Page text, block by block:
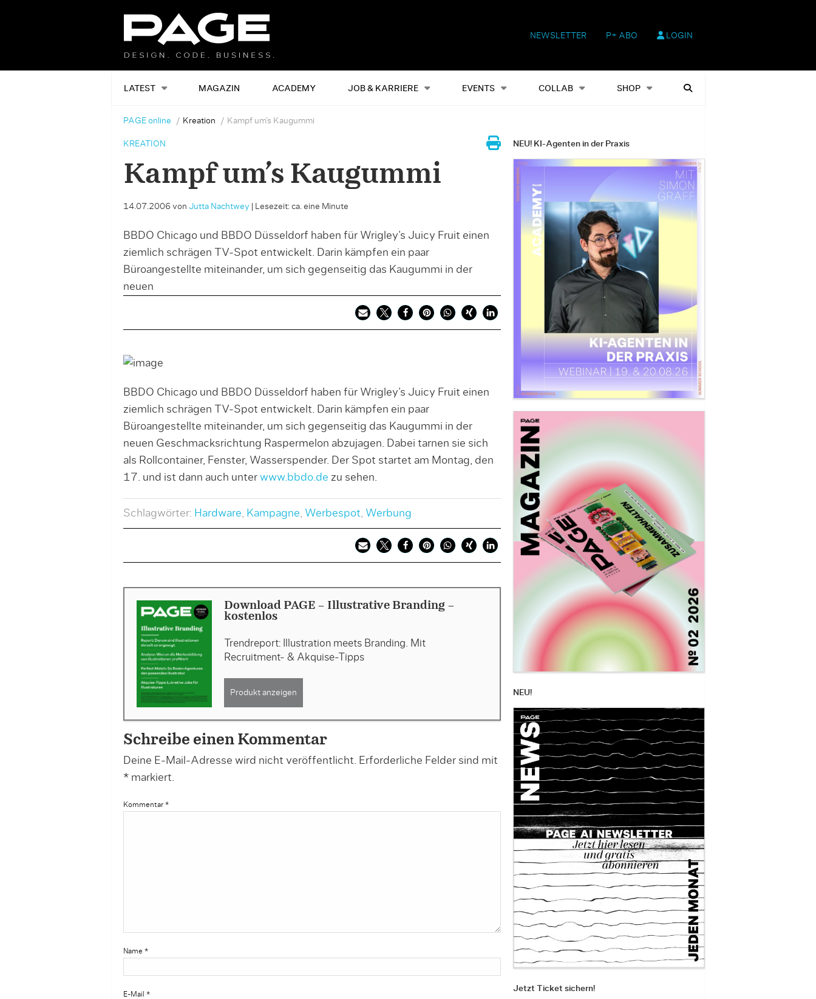
NEWSLETTER P+ ABO LOGIN
LATEST MAGAZIN ACADEMY JOB & KARRIERE EVENTS COLLAB SHOP
Alles Events Shop Heftausgaben Suchen
PAGE online Kreation Kampf um’s Kaugummi
KREATION
Kampf um’s Kaugummi
14.07.2006 von Jutta Nachtwey Lesezeit: ca. eine Minute
BBDO Chicago und BBDO Düsseldorf haben für Wrigley’s Juicy Fruit einen
ziemlich schrägen TV-Spot entwickelt. Darin kämpfen ein paar
Büroangestellte miteinander, um sich gegenseitig das Kaugummi in der
neuen
BBDO Chicago und BBDO Düsseldorf haben für Wrigley’s Juicy Fruit einen
ziemlich schrägen TV-Spot entwickelt. Darin kämpfen ein paar
Büroangestellte miteinander, um sich gegenseitig das Kaugummi in der
neuen Geschmacksrichtung Raspermelon abzujagen. Dabei tarnen sie sich
als Rollcontainer, Fenster, Wasserspender. Der Spot startet am Montag, den
17. und ist dann auch unter www.bbdo.de zu sehen.
Schlagwörter: Hardware Kampagne Werbespot Werbung
Download PAGE - Illustrative Branding -
kostenlos
Trendreport: Illustration meets Branding. Mit
Recruitment- & Akquise-Tipps
Produkt anzeigen
Schreibe einen Kommentar
Deine E-Mail-Adresse wird nicht veröffentlicht. Erforderliche Felder sind mit
*markiert.
Kommentar *
Name *
E-Mail *
NEU! KI-Agenten in der Praxis
NEU!
Jetzt Ticket sichern!